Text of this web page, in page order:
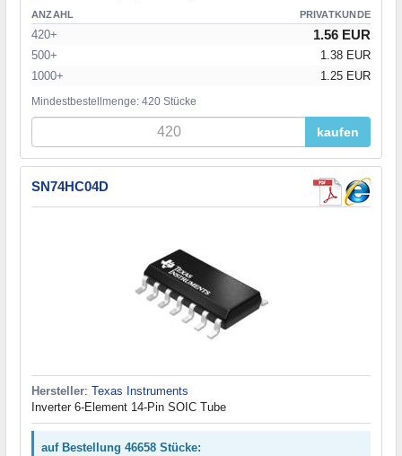
ANZAHL PRIVATKUNDE
420+ 1.56 EUR
500+
1.38 EUR
1000+
1.25 EUR
Mindestbestellmenge: 420 Stücke
kaufen
SN74HC04D
Hersteller: Texas Instruments
Inverter 6-Element 14-Pin SOIC Tube
auf Bestellung 46658 Stücke: